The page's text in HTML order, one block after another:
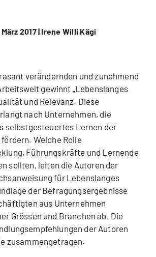
2017 | Irene Willi Kägi
verändernden und zunehmend
gewinnt „Lebenslanges
und Relevanz. Diese
nach Unternehmen, die
selbstgesteuertes Lernen der
Welche Rolle
Führungskräfte und Lernende
sollten, leiten die Autoren der
für Lebenslanges
der Befragungsergebnisse
aus Unternehmen
Grössen und Branchen ab. Die
der Autoren
zusammengetragen.